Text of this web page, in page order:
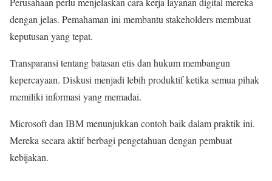
dengan jelas. Pemahaman ini membantu stakeholders membuat
keputusan yang tepat.
Transparansi tentang batasan etis dan hukum membangun
kepercayaan. Diskusi menjadi lebih produktif ketika semua pihak
memiliki informasi yang memadai.
Microsoft dan IBM menunjukkan contoh baik dalam praktik ini.
Mereka secara aktif berbagi pengetahuan dengan pembuat
kebijakan.